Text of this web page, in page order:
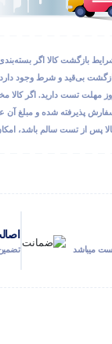
بازگشت کالا اگر
مهلت تست دارید. اگر کالا
پذیرفته شده و مبلغ
پس از تست سالم باشد،